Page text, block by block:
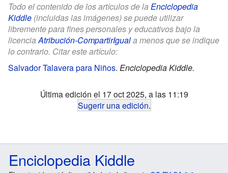
Todo el contenido de los artículos de la Enciclopedia
Kiddle (incluidas las imágenes) se puede utilizar
libremente para fines personales y educativos bajo la
licenciaAtribución-CompartirIguala menos que se indique
lo contrario. Citar este artículo:
Salvador Talavera para Niños. Enciclopedia Kiddle.
Última edición el 17 oct 2025, a las 11:19
Sugerir una edición.
Enciclopedia Kiddle